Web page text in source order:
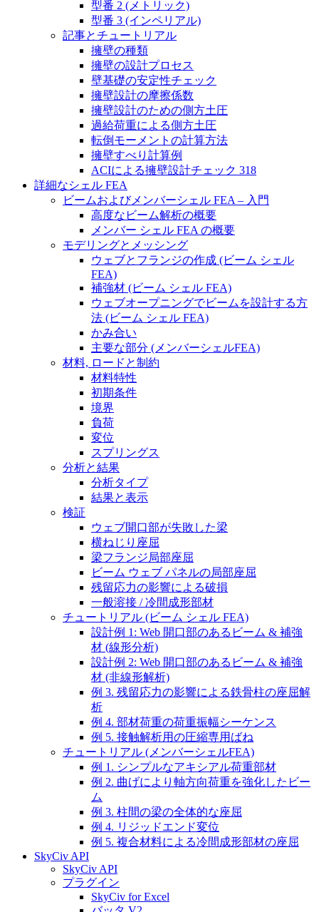
型番 2 (メトリック)
型番 3 (インペリアル)
記事とチュートリアル
擁壁の種類
擁壁の設計プロセス
壁基礎の安定性チェック
擁壁設計の摩擦係数
擁壁設計のための側方土圧
過給荷重による側方土圧
転倒モーメントの計算方法
擁壁すべり計算例
ACIによる擁壁設計チェック 318
詳細なシェル FEA
ビームおよびメンバーシェル FEA – 入門
高度なビーム解析の概要
メンバー シェル FEA の概要
モデリングとメッシング
ウェブとフランジの作成 (ビーム シェル
FEA)
補強材 (ビーム シェル FEA)
ウェブオープニングでビームを設計する方
法 (ビーム シェル FEA)
かみ合い
主要な部分 (メンバーシェルFEA)
材料, ロードと制約
材料特性
初期条件
境界
負荷
変位
スプリングス
分析と結果
分析タイプ
結果と表示
検証
ウェブ開口部が失敗した梁
横ねじり座屈
梁フランジ局部座屈
ビーム ウェブ パネルの局部座屈
残留応力の影響による破損
一般溶接 / 冷間成形部材
チュートリアル (ビーム シェル FEA)
設計例 1: Web 開口部のあるビーム & 補強
材 (線形分析)
設計例 2: Web 開口部のあるビーム & 補強
材 (非線形解析)
例 3. 残留応力の影響による鉄骨柱の座屈解
析
例 4. 部材荷重の荷重振幅シーケンス
例 5. 接触解析用の圧縮専用ばね
チュートリアル (メンバーシェルFEA)
例 1. シンプルなアキシアル荷重部材
例 2. 曲げにより軸方向荷重を強化したビー
ム
例 3. 柱間の梁の全体的な座屈
例 4. リジッドエンド変位
例 5. 複合材料による冷間成形部材の座屈
SkyCiv API
SkyCiv API
プラグイン
SkyCiv for Excel